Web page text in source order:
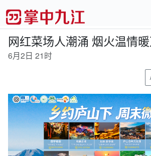
网红菜场人潮涌 烟火温情
6月2日 21时